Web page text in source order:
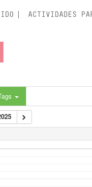
ACTIVIDADES